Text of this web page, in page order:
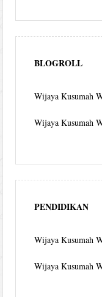
BLOGROLL
Wijaya Kusumah
Wijaya Kusumah
PENDIDIKAN
Wijaya Kusumah
Wijaya Kusumah